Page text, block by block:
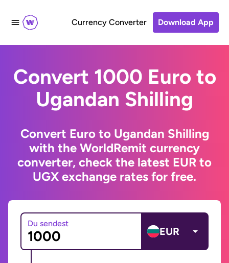
Currency Converter Download App
Convert 1000 Euro to
Ugandan Shilling
Convert Euro to Ugandan Shilling
with the WorldRemit currency
converter, check the latest EUR to
UGX exchange rates for free.
Du sendest
EUR